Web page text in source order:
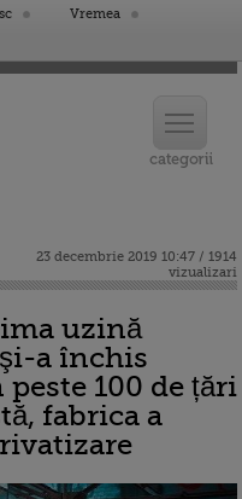
Vremea
23 decembrie 2019 10:47 / 1914
vizualizari
uzină
a închis
100 de țări
fabrica a